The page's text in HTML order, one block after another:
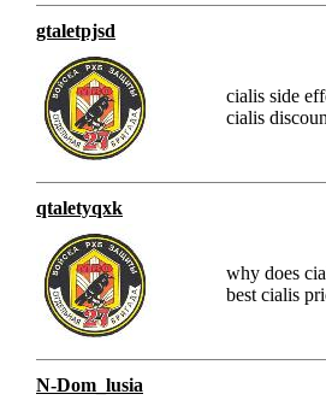
gtaletpjsd
cialis side
cialis
qtaletyqxk
why does
best cialis
N-Dom_lusia